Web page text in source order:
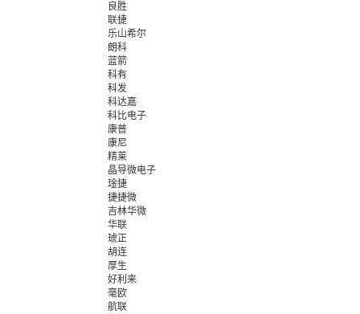
良胜
联捷
乐山希尔
朗科
蓝箭
科有
科发
科达嘉
科比电子
康普
康尼
精莱
晶导微电子
琻捷
捷捷微
吉林华微
华联
琥正
胡连
厚生
好利来
毫欧
航联